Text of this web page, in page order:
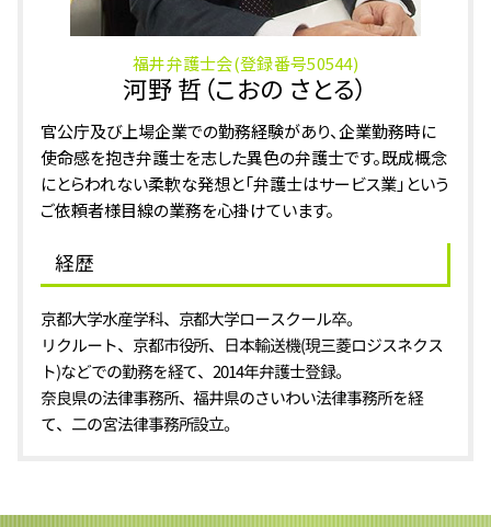
福井弁護士会(登録番号50544)
河野 哲（こおの さとる）
官公庁及び上場企業での勤務経験があり、企業勤務時に
使命感を抱き弁護士を志した異色の弁護士です。既成概念
にとらわれない柔軟な発想と「弁護士はサービス業」という
ご依頼者様目線の業務を心掛けています。
経歴
京都大学水産学科、京都大学ロースクール卒。
リクルート、京都市役所、日本輸送機(現三菱ロジスネクス
ト)などでの勤務を経て、2014年弁護士登録。
奈良県の法律事務所、福井県のさいわい法律事務所を経
て、二の宮法律事務所設立。